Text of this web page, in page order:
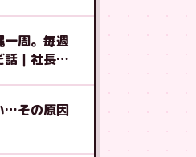
周。毎週
話｜社長ブ
…その原因